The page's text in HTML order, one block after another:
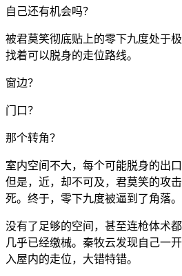
自己还有机会吗？
被君莫笑彻底贴上的零下九度处于
找着可以脱身的走位路线。
窗边？
门口？
那个转角？
室内空间不大，每个可能脱身的出
但是，近，却不可及，君莫笑的攻
死。终于，零下九度被逼到了角落。
没有了足够的空间，甚至连枪体术
几乎已经缴械。秦牧云发现自己一
入屋内的走位，大错特错。